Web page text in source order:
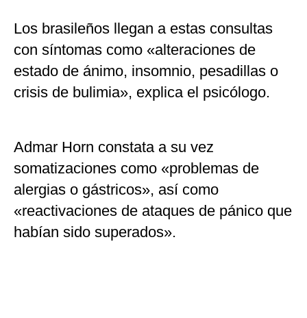
Los brasileños llegan a estas consultas
con síntomas como «alteraciones de
estado de ánimo, insomnio, pesadillas o
crisis de bulimia», explica el psicólogo.
Admar Horn constata a su vez
somatizaciones como «problemas de
alergias o gástricos», así como
«reactivaciones de ataques de pánico que
habían sido superados».